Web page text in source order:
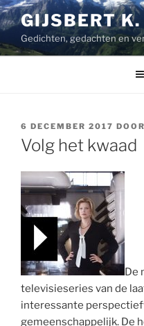
Ga
naar
de
inhoud
GIJSBERT K.
Gedichten, gedachten en
GEPLAATST
OP
6 DECEMBER 2017 DOOR
Volg het kwaad
De
televisieseries van de
interessante
gemeenschappelijk. De